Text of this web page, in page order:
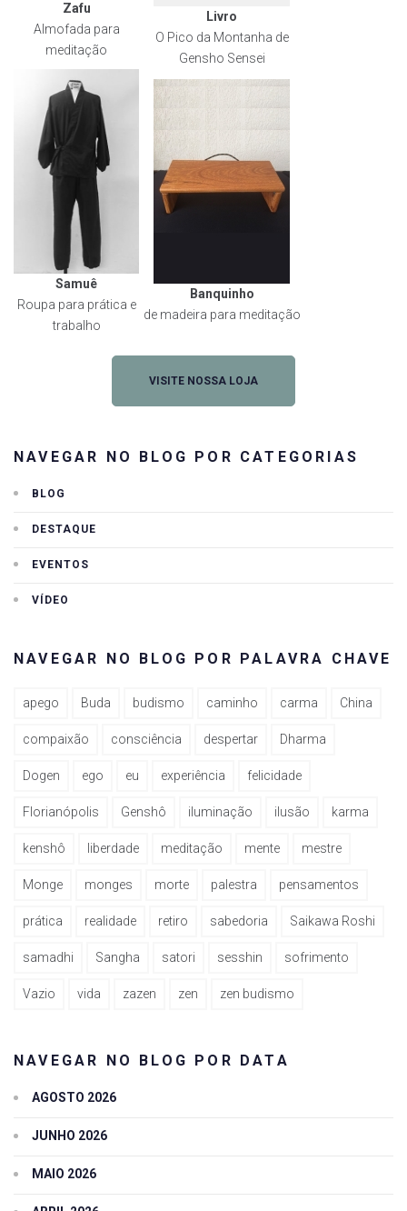
Zafu
Almofada para
meditação
Livro
O Pico da Montanha de
Gensho Sensei
Samuê
Roupa para prática e
trabalho
Banquinho
de madeira para meditação
VISITE NOSSA LOJA
NAVEGAR NO BLOG POR CATEGORIAS
BLOG
DESTAQUE
EVENTOS
VÍDEO
NAVEGAR NO BLOG POR PALAVRA CHAVE
apego Buda budismo caminho carma China
compaixão consciência despertar Dharma
Dogen ego eu experiência felicidade
Florianópolis Genshô iluminação ilusão karma
kenshô liberdade meditação mente mestre
Monge monges morte palestra pensamentos
prática realidade retiro sabedoria Saikawa Roshi
samadhi Sangha satori sesshin sofrimento
Vazio vida zazen zen zen budismo
NAVEGAR NO BLOG POR DATA
AGOSTO 2026
JUNHO 2026
MAIO 2026